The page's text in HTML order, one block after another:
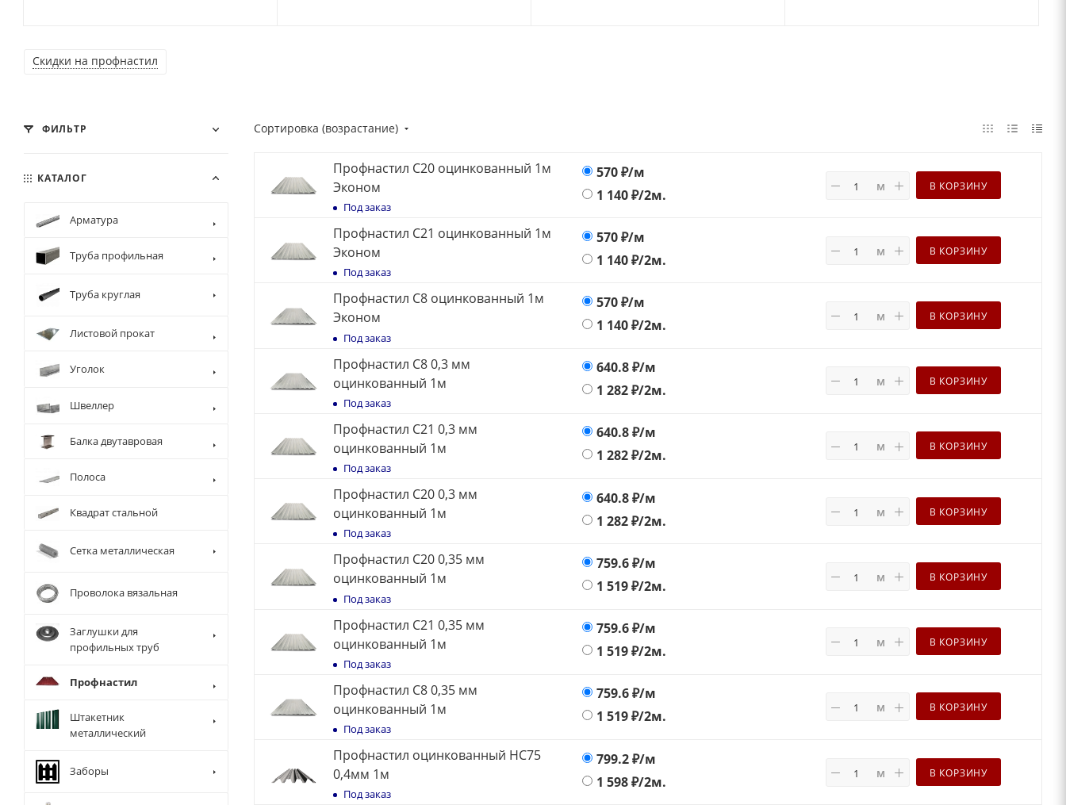
Скидки на профнастил
Сортировка (возрастание)
Профнастил С20 оцинкованный 1м
Эконом
Под заказ
570₽/м
1 140₽/2м.
м В КОРЗИНУ
Профнастил С21 оцинкованный 1м
Эконом
Под заказ
570₽/м
1 140₽/2м.
м В КОРЗИНУ
Профнастил С8 оцинкованный 1м
Эконом
Под заказ
570₽/м
1 140₽/2м.
м В КОРЗИНУ
Профнастил С8 0,3 мм
оцинкованный 1м
Под заказ
640.8₽/м
1 282₽/2м.
м В КОРЗИНУ
Профнастил С21 0,3 мм
оцинкованный 1м
Под заказ
640.8₽/м
1 282₽/2м.
м В КОРЗИНУ
Профнастил С20 0,3 мм
оцинкованный 1м
Под заказ
640.8₽/м
1 282₽/2м.
м В КОРЗИНУ
Профнастил С20 0,35 мм
оцинкованный 1м
Под заказ
759.6₽/м
1 519₽/2м.
м В КОРЗИНУ
Профнастил С21 0,35 мм
оцинкованный 1м
Под заказ
759.6₽/м
1 519₽/2м.
м В КОРЗИНУ
Профнастил С8 0,35 мм
оцинкованный 1м
Под заказ
759.6₽/м
1 519₽/2м.
м В КОРЗИНУ
Профнастил оцинкованный НС75
0,4мм 1м
Под заказ
799.2₽/м
1 598₽/2м.
м В КОРЗИНУ
ФИЛЬТР
КАТАЛОГ
Арматура
Труба профильная
Труба круглая
Листовой прокат
Уголок
Швеллер
Балка двутавровая
Полоса
Квадрат стальной
Сетка металлическая
Проволока вязальная
Заглушки для
профильных труб
Профнастил
Штакетник
металлический
Заборы